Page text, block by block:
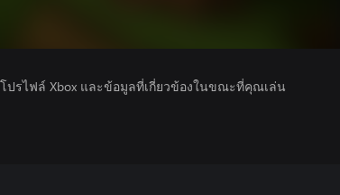
ปรไฟล์ Xbox และข้อมูลที่เกี่ยวข้องในขณะที่คุณเล่น